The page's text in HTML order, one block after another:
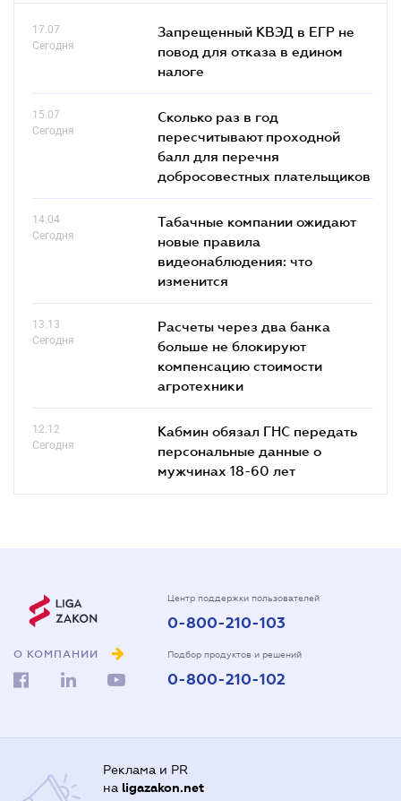
17.07
Сегодня
Запрещенный КВЭД в ЕГР не
повод для отказа в едином
налоге
15.07
Сегодня
Сколько раз в год
пересчитывают проходной
балл для перечня
добросовестных плательщиков
14.04
Сегодня
Табачные компании ожидают
новые правила
видеонаблюдения: что
изменится
13.13
Сегодня
Расчеты через два банка
больше не блокируют
компенсацию стоимости
агротехники
12.12
Сегодня
Кабмин обязал ГНС передать
персональные данные о
мужчинах 18-60 лет
О КОМПАНИИ
Центр поддержки пользователей
0-800-210-103
Подбор продуктов и решений
0-800-210-102
Реклама и PR
на ligazakon.net